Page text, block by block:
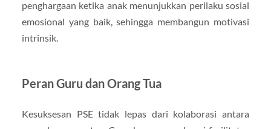
penghargaan ketika anak menunjukkan perilaku sosial
emosional yang baik, sehingga membangun motivasi
intrinsik.
Peran Guru dan Orang Tua
Kesuksesan PSE tidak lepas dari kolaborasi antara